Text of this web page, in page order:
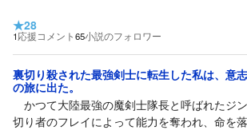
★28
1応援コメント65小説のフォロワー
裏切り殺された最強剣士に転生した私は、意
の旅に出た。
かつて大陸最強の魔剣士隊長と呼ばれたジ
切り者のフレイによって能力を奪われ、命を落